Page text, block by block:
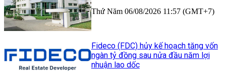
Thứ Năm 06/08/2026 11:57 (GMT+7)
Fideco (FDC) hủy kế hoạch tăng vốn
ngàn tỷ đồng sau nửa đầu năm lợi
nhuận lao dốc